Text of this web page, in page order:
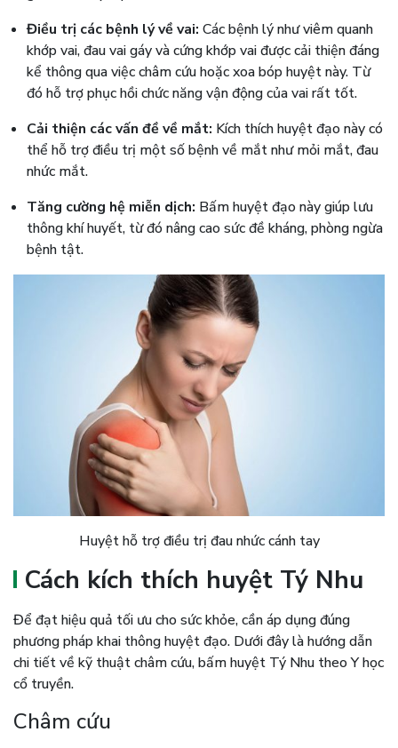
Điều trị các bệnh lý về vai: Các bệnh lý như viêm quanh
khớp vai, đau vai gáy và cứng khớp vai được cải thiện đáng
kể thông qua việc châm cứu hoặc xoa bóp huyệt này. Từ
đó hỗ trợ phục hồi chức năng vận động của vai rất tốt.
Cải thiện các vấn đề về mắt: Kích thích huyệt đạo này có
thể hỗ trợ điều trị một số bệnh về mắt như mỏi mắt, đau
nhức mắt.
Tăng cường hệ miễn dịch: Bấm huyệt đạo này giúp lưu
thông khí huyết, từ đó nâng cao sức đề kháng, phòng ngừa
bệnh tật.
Huyệt hỗ trợ điều trị đau nhức cánh tay
Cách kích thích huyệt Tý Nhu
Để đạt hiệu quả tối ưu cho sức khỏe, cần áp dụng đúng
phương pháp khai thông huyệt đạo. Dưới đây là hướng dẫn
chi tiết về kỹ thuật châm cứu, bấm huyệt Tý Nhu theo Y học
cổ truyền.
Châm cứu